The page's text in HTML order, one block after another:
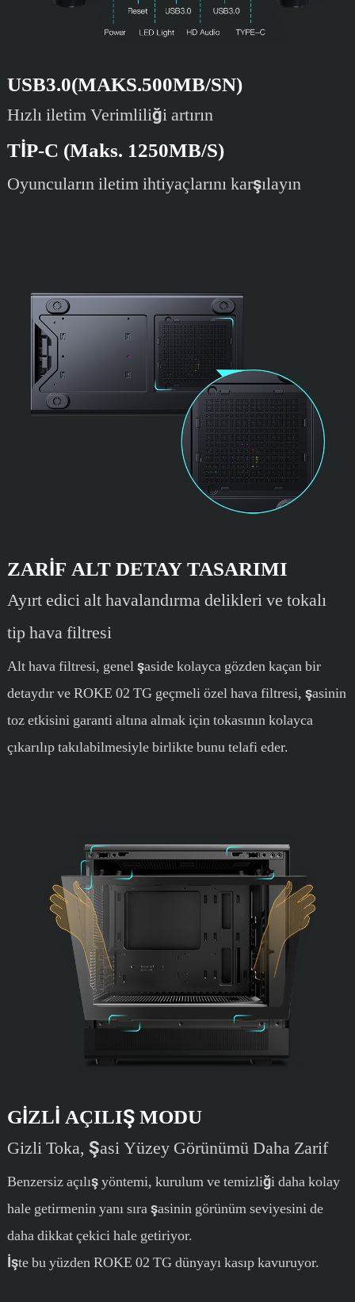
USB3.0(MAKS.500MB/SN)
Hızlı iletim Verimliliği artırın
TİP-C (Maks. 1250MB/S)
Oyuncuların iletim ihtiyaçlarını karşılayın
ZARIF ALT DETAY TASARIMI
Ayırt edici alt havalandırma delikleri ve tokalı
tip hava filtresi
Alt hava filtresi, genel şaside kolayca gözden kaçan bir
detaydır ve ROKE 02 TG geçmeli özel hava filtresi, şasinin
toz etkisini garanti altına almak için tokasının kolayca
çıkarılıp takılabilmesiyle birlikte bunu telafi eder.
GIZLI AÇILIŞ MODU
Gizli Toka, Şasi Yüzey Görünümü Daha Zarif
Benzersiz açılış yöntemi, kurulum ve temizliği daha kolay
hale getirmenin yanı sıra şasinin görünüm seviyesini de
daha dikkat çekici hale getiriyor.
İşte bu yüzden ROKE 02 TG dünyayı kasıp kavuruyor.